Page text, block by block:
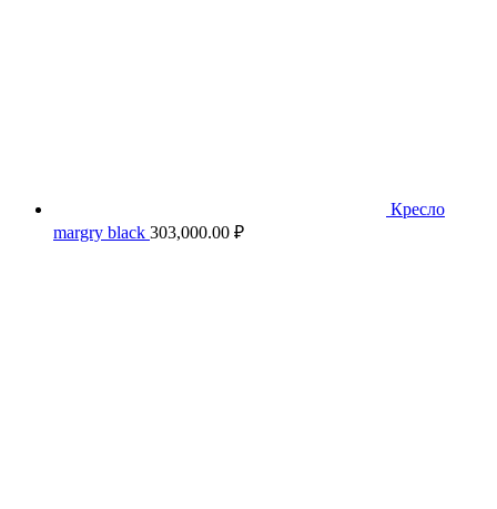
Кресло
margry black 303,000.00 ₽